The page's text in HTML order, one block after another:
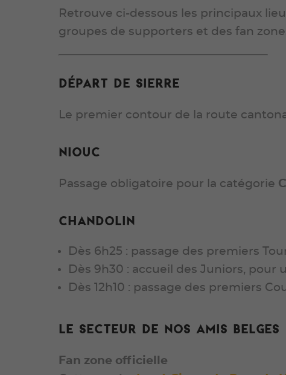
Retrouve ci-dessous les principaux
groupes de supporters et des fan
Départ de Sierre
Le premier contour de la route
Niouc
Passage obligatoire pour la catégorie
Chandolin
Dès 6h25 : passage des premiers
Dès 9h30 : accueil des Juniors, pour
Dès 12h10 : passage des premiers
Le secteur de nos amis belges
Fan zone officielle